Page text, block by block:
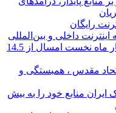
رایگان
داخلی و بین‌المللی
حق بیمه تولیدی بیمه ملت در چهار ماه نخست امسال از 14.5
اتحاد مقدس ، همبستگی و
ایران منابع خود را به بیش